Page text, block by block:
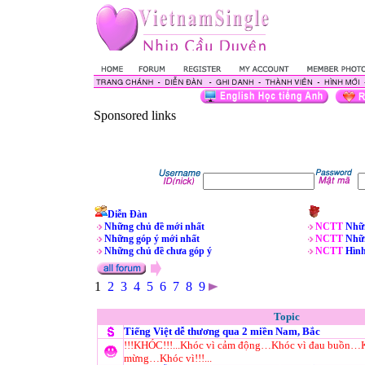
Sponsored links
Diễn Đàn
Những chủ đề mới nhất
Những góp ý mới nhất
Những chủ đề chưa góp ý
NCTT
NCTT
NCTT
1 2 3 4 5 6 7 8 9
Topic
Tiếng Việt dễ thương qua 2 miền Nam, Bắc
!!!KHÓC!!!...Khóc vì cảm động…Khóc vì đau
mừng…Khóc vì!!!...